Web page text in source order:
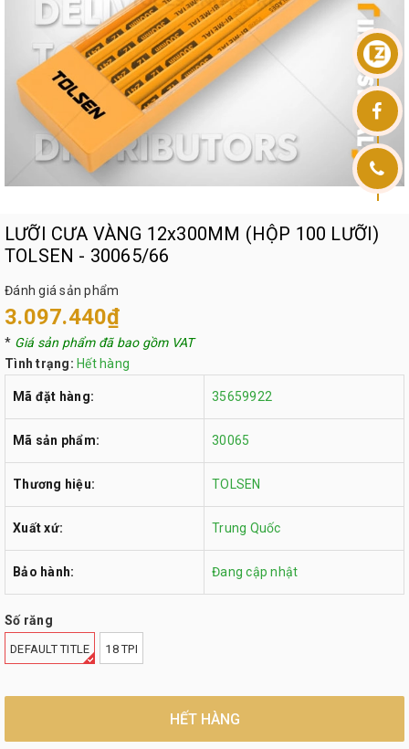
LƯỠI CƯA VÀNG 12x300MM (HỘP 100 LƯỠI)
TOLSEN - 30065/66
Đánh giá sản phẩm
3.097.440₫
* Giá sản phẩm đã bao gồm VAT
Tình trạng: Hết hàng
Mã đặt hàng: 35659922
Mã sản phẩm: 30065
Thương hiệu: TOLSEN
Xuất xứ: Trung Quốc
Bảo hành: Đang cập nhật
Số răng
DEFAULT TITLE 18 TPI
HẾT HÀNG